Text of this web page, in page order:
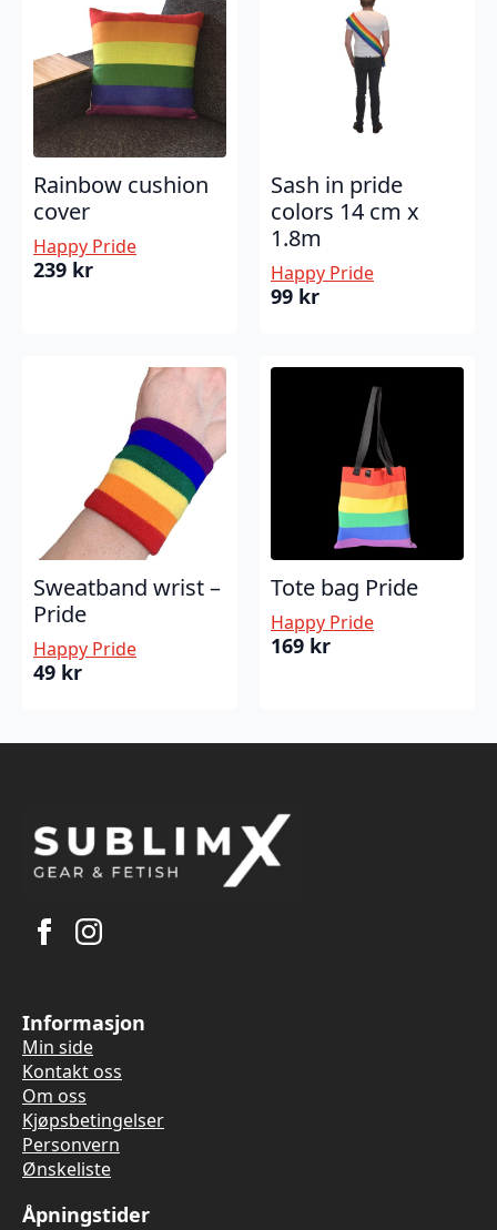
Rainbow cushion
cover
Happy Pride
239 kr
Sash in pride
colors 14 cm x
1.8m
Happy Pride
99 kr
Sweatband wrist –
Pride
Happy Pride
49 kr
Tote bag Pride
Happy Pride
169 kr
Informasjon
Min side
Kontakt oss
Om oss
Kjøpsbetingelser
Personvern
Ønskeliste
Åpningstider